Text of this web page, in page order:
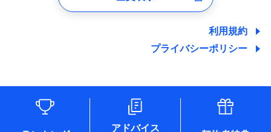
ユーザー登録受付および、管理のため
しくは委託を受けている保険会社・提携会社の保険その他に
関する情報を提供し、金融商品等の契約を勧奨するため、ま
た維持管理等の委託業務遂行のため、またそれらに付帯、関
情報を取引のある他の保険会社の商品・サービスをご提案す
るために利用させていただくことがあります。）
各種セミナーの開催のため
コンサルティングサービスの実施のため
利用規約
プライバシーポリシー
アドバイス